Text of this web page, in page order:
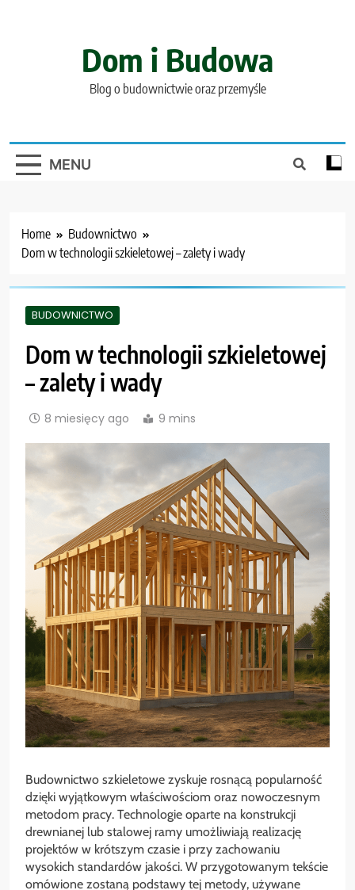
Dom i Budowa
Blog o budownictwie oraz przemyśle
MENU
Home
Budownictwo
Dom w technologii szkieletowej – zalety i wady
BUDOWNICTWO
Dom w technologii szkieletowej
– zalety i wady
8 miesięcy ago 9 mins
Budownictwo szkieletowe zyskuje rosnącą popularność
dzięki wyjątkowym właściwościom oraz nowoczesnym
metodom pracy. Technologie oparte na konstrukcji
drewnianej lub stalowej ramy umożliwiają realizację
projektów w krótszym czasie i przy zachowaniu
wysokich standardów jakości. W przygotowanym tekście
omówione zostaną podstawy tej metody, używane